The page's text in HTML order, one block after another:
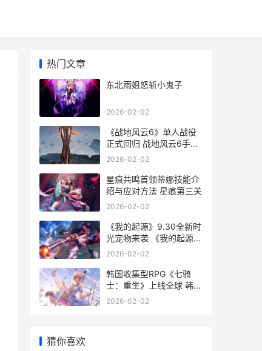
热门文章
东北雨姐怒斩小鬼子
2026-02-02
《战地风云6》单人战役
正式回归 战地风云6手机
版
2026-02-02
星痕共鸣首领蒂娜技能介
绍与应对方法 星痕第三关
2026-02-02
《我的起源》9.30全新时
光宠物来袭 《我的起源》
时光服和正式服区别
2026-02-02
韩国收集型RPG《七骑
士：重生》上线全球 韩国
最新收藏
2026-02-02
猜你喜欢